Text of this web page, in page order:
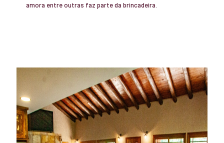
amora entre outras faz parte da brincadeira.